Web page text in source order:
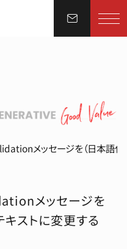
メッセージを（日本語化
メッセージを
キストに変更する